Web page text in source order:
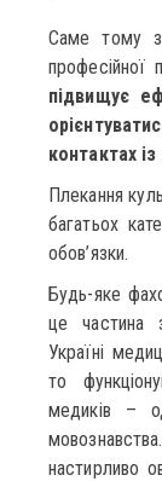
Саме тому
професійної
підвищує
контактах
Плекання
багатьох
обов’язки.
Будь-яке
це частина
Україні
то
медиків –
настирливо